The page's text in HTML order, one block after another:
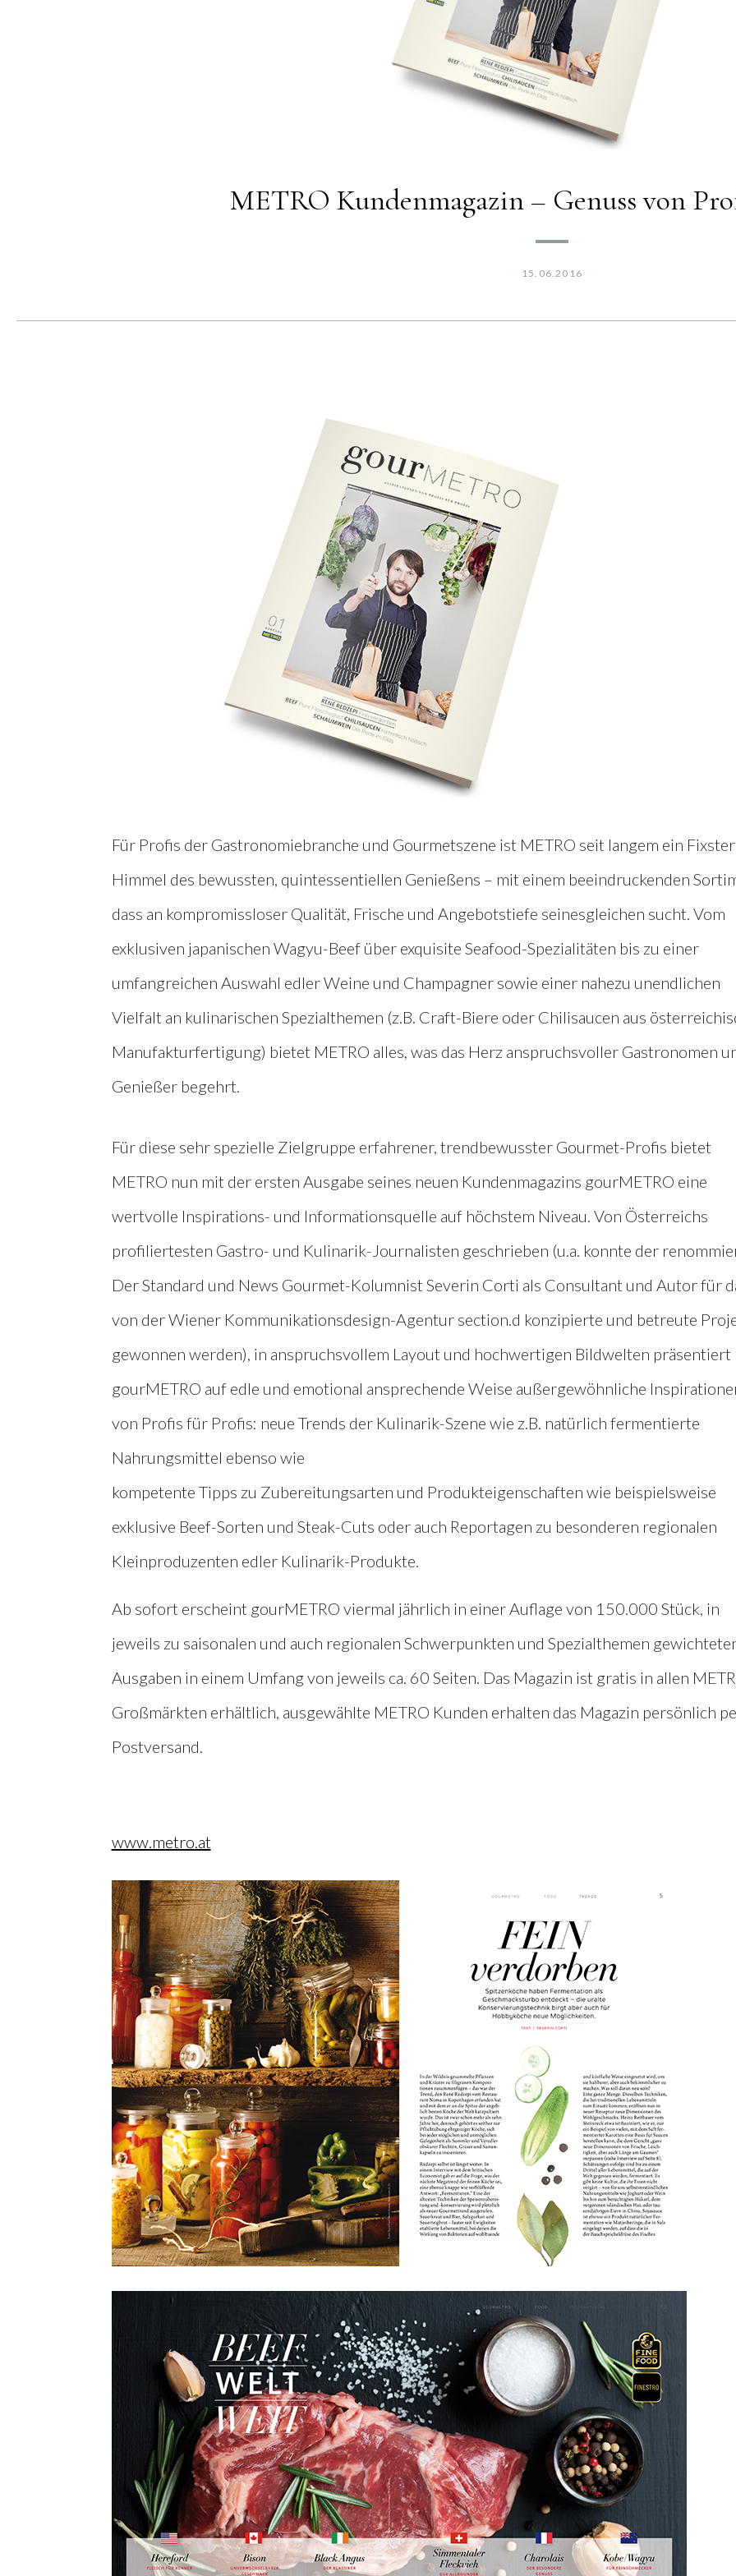
METRO Kundenmagazin – Genuss von
15.06.2016
Für Profis der Gastronomiebranche und Gourmetszene ist METRO seit langem ein
Himmel des bewussten, quintessentiellen Genießens – mit einem beeindruckenden
dass an kompromissloser Qualität, Frische und Angebotstiefe seinesgleichen sucht. Vom
exklusiven japanischen Wagyu-Beef über exquisite Seafood-Spezialitäten bis zu einer
umfangreichen Auswahl edler Weine und Champagner sowie einer nahezu unendlichen
Vielfalt an kulinarischen Spezialthemen (z.B. Craft-Biere oder Chilisaucen aus
Manufakturfertigung) bietet METRO alles, was das Herz anspruchsvoller Gastronomen
Genießer begehrt.
Für diese sehr spezielle Zielgruppe erfahrener, trendbewusster Gourmet-Profis bietet
METRO nun mit der ersten Ausgabe seines neuen Kundenmagazins gourMETRO eine
wertvolle Inspirations- und Informationsquelle auf höchstem Niveau. Von Österreichs
profiliertesten Gastro- und Kulinarik-Journalisten geschrieben (u.a. konnte der
Der Standard und News Gourmet-Kolumnist Severin Corti als Consultant und Autor für
von der Wiener Kommunikationsdesign-Agentur section.d konzipierte und betreute
gewonnen werden), in anspruchsvollem Layout und hochwertigen Bildwelten präsentiert
gourMETRO auf edle und emotional ansprechende Weise außergewöhnliche
von Profis für Profis: neue Trends der Kulinarik-Szene wie z.B. natürlich fermentierte
Nahrungsmittel ebenso wie
kompetente Tipps zu Zubereitungsarten und Produkteigenschaften wie beispielsweise
exklusive Beef-Sorten und Steak-Cuts oder auch Reportagen zu besonderen regionalen
Kleinproduzenten edler Kulinarik-Produkte.
Ab sofort erscheint gourMETRO viermal jährlich in einer Auflage von 150.000 Stück, in
jeweils zu saisonalen und auch regionalen Schwerpunkten und Spezialthemen
Ausgaben in einem Umfang von jeweils ca. 60 Seiten. Das Magazin ist gratis in allen
Großmärkten erhältlich, ausgewählte METRO Kunden erhalten das Magazin persönlich
Postversand.
www.metro.at